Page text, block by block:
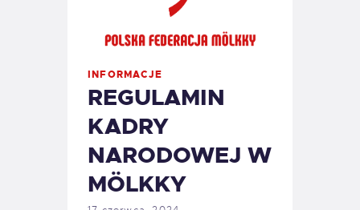
INFORMACJE
REGULAMIN
KADRY
NARODOWEJ W
MÖLKKY